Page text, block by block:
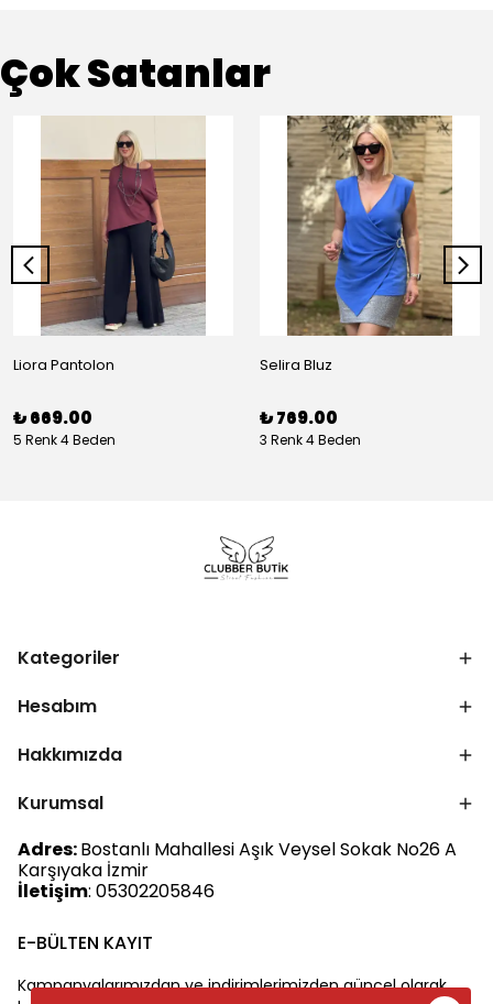
Çok Satanlar
Liora Pantolon
₺ 669.00
5 Renk 4 Beden
Selira Bluz
₺ 769.00
3 Renk 4 Beden
Kategoriler
Hesabım
Hakkımızda
Kurumsal
Adres:Bostanlı Mahallesi Aşık Veysel Sokak No26 A
Karşıyaka İzmir
İletişim: 05302205846
E-BÜLTEN KAYIT
Kampanyalarımızdan ve indirimlerimizden güncel olarak